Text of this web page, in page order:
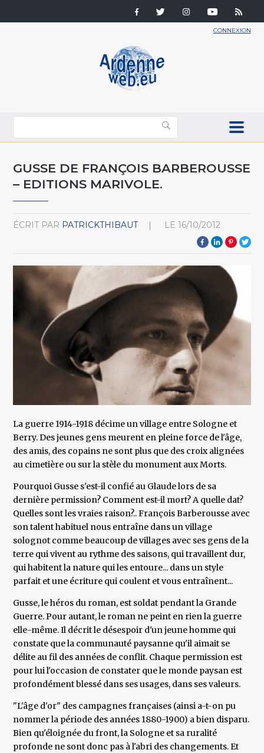
CONNEXION
GUSSE DE FRANÇOIS BARBEROUSSE
– EDITIONS MARIVOLE.
ÉCRIT PAR PATRICKTHIBAUT LE 16/10/2012
La guerre 1914-1918 décime un village entre Sologne et
Berry. Des jeunes gens meurent en pleine force de l'âge,
des amis, des copains ne sont plus que des croix alignées
au cimetière ou sur la stèle du monument aux Morts.
Pourquoi Gusse s'est-il confié au Glaude lors de sa
dernière permission? Comment est-il mort? A quelle dat?
Quelles sont les vraies raison?.. François Barberousse avec
son talent habituel nous entraîne dans un village
solognot comme beaucoup de villages avec ses gens de la
terre qui vivent au rythme des saisons, qui travaillent dur,
qui habitent la nature qui les entoure... dans un style
parfait et une écriture qui coulent et vous entraînent...
Gusse, le héros du roman, est soldat pendant la Grande
Guerre. Pour autant, le roman ne peint en rien la guerre
elle-même. Il décrit le désespoir d'un jeune homme qui
constate que la communauté paysanne qu'il aimait se
délite au fil des années de conflit. Chaque permission est
pour lui l'occasion de constater que le monde paysan est
profondément blessé dans ses usages, dans ses valeurs.
"L'âge d'or" des campagnes françaises (ainsi a-t-on pu
nommer la période des années 1880-1900) a bien disparu.
Bien qu'éloignée du front, la Sologne et sa ruralité
profonde ne sont donc pas à l'abri des changements. Et